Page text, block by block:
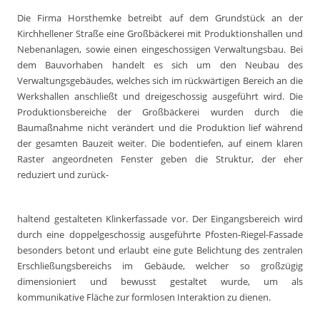
Die Firma Horsthemke betreibt auf dem Grundstück an der
Kirchhellener Straße eine Großbäckerei mit Produktionshallen und
Nebenanlagen, sowie einen eingeschossigen Verwaltungsbau. Bei
dem Bauvorhaben handelt es sich um den Neubau des
Verwaltungsgebäudes, welches sich im rückwärtigen Bereich an die
Werkshallen anschließt und dreigeschossig ausgeführt wird. Die
Produktionsbereiche der Großbäckerei wurden durch die
Baumaßnahme nicht verändert und die Produktion lief während
der gesamten Bauzeit weiter. Die bodentiefen, auf einem klaren
Raster angeordneten Fenster geben die Struktur, der eher
reduziert und zurück-
haltend gestalteten Klinkerfassade vor. Der Eingangsbereich wird
durch eine doppelgeschossig ausgeführte Pfosten-Riegel-Fassade
besonders betont und erlaubt eine gute Belichtung des zentralen
Erschließungsbereichs im Gebäude, welcher so großzügig
dimensioniert und bewusst gestaltet wurde, um als
kommunikative Fläche zur formlosen Interaktion zu dienen.